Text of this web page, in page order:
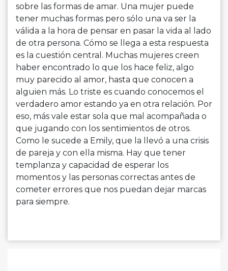
sobre las formas de amar. Una mujer puede
tener muchas formas pero sólo una va ser la
válida a la hora de pensar en pasar la vida al lado
de otra persona. Cómo se llega a esta respuesta
es la cuestión central. Muchas mujeres creen
haber encontrado lo que los hace feliz, algo
muy parecido al amor, hasta que conocen a
alguien más. Lo triste es cuando conocemos el
verdadero amor estando ya en otra relación. Por
eso, más vale estar sola que mal acompañada o
que jugando con los sentimientos de otros.
Como le sucede a Emily, que la llevó a una crisis
de pareja y con ella misma. Hay que tener
templanza y capacidad de esperar los
momentos y las personas correctas antes de
cometer errores que nos puedan dejar marcas
para siempre.